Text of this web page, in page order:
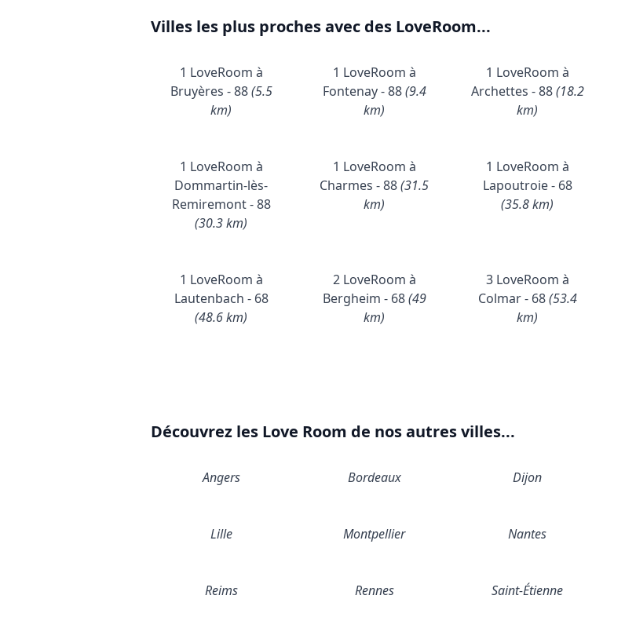
Villes les plus proches avec des LoveRoom...
1 LoveRoom à
Bruyères - 88(5.5
km)
1 LoveRoom à
Fontenay - 88(9.4
km)
1 LoveRoom à
Archettes - 88(18.2
km)
1 LoveRoom à
Dommartin-lès-
Remiremont - 88
(30.3 km)
1 LoveRoom à
Charmes - 88(31.5
km)
1 LoveRoom à
Lapoutroie - 68
(35.8 km)
1 LoveRoom à
Lautenbach - 68
(48.6 km)
2 LoveRoom à
Bergheim - 68(49
km)
3 LoveRoom à
Colmar - 68(53.4
km)
Découvrez les Love Room de nos autres villes...
Angers Bordeaux Dijon
Lille Montpellier Nantes
Reims Rennes Saint-Étienne